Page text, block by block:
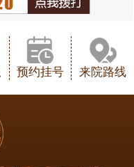
预约挂号 来院路线